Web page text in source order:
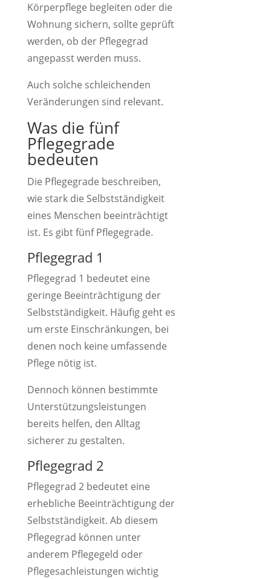
Körperpflege begleiten oder die
Wohnung sichern, sollte geprüft
werden, ob der Pflegegrad
angepasst werden muss.
Auch solche schleichenden
Veränderungen sind relevant.
Was die fünf
Pflegegrade
bedeuten
Die Pflegegrade beschreiben,
wie stark die Selbstständigkeit
eines Menschen beeinträchtigt
ist. Es gibt fünf Pflegegrade.
Pflegegrad 1
Pflegegrad 1 bedeutet eine
geringe Beeinträchtigung der
Selbstständigkeit. Häufig geht es
um erste Einschränkungen, bei
denen noch keine umfassende
Pflege nötig ist.
Dennoch können bestimmte
Unterstützungsleistungen
bereits helfen, den Alltag
sicherer zu gestalten.
Pflegegrad 2
Pflegegrad 2 bedeutet eine
erhebliche Beeinträchtigung der
Selbstständigkeit. Ab diesem
Pflegegrad können unter
anderem Pflegegeld oder
Pflegesachleistungen wichtig